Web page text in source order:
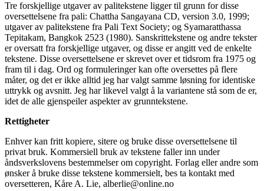
Tre forskjellige utgaver av palitekstene ligger til grunn for disse
oversettelsene fra pali: Chattha Sangayana CD, version 3.0, 1999;
utgaver av palitekstene fra Pali Text Society; og Syamaratthassa
Tepitakam, Bangkok 2523 (1980). Sanskrittekstene og andre tekster
er oversatt fra forskjellige utgaver, og disse er angitt ved de enkelte
tekstene. Disse oversettelsene er skrevet over et tidsrom fra 1975 og
fram til i dag. Ord og formuleringer kan ofte oversettes på flere
måter, og det er ikke alltid jeg har valgt samme løsning for identiske
uttrykk og avsnitt. Jeg har likevel valgt å la variantene stå som de er,
idet de alle gjenspeiler aspekter av grunntekstene.
Rettigheter
Enhver kan fritt kopiere, sitere og bruke disse oversettelsene til
privat bruk. Kommersiell bruk av tekstene faller inn under
åndsverkslovens bestemmelser om copyright. Forlag eller andre som
ønsker å bruke disse tekstene kommersielt, bes ta kontakt med
oversetteren, Kåre A. Lie, alberlie@online.no